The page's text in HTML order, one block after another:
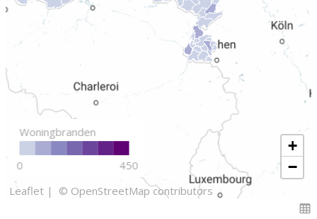
Leaflet | © OpenStreetMap contributors
+
−
Woningbranden
0 450